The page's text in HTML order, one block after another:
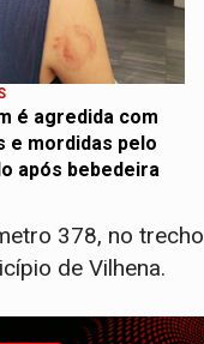
é agredida com
e mordidas pelo
após bebedeira
378, no trecho
de Vilhena.